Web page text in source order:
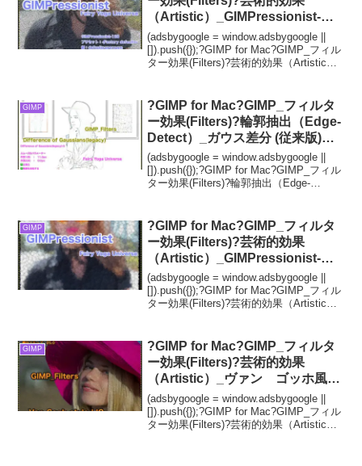
（Artistic）_GIMPressionist-絵
のような処理【GIMPressionist】
続**127篇_ブラシ：
grad03.pgm（勾配）ガンマ①?
(adsbygoogle = window.adsbygoogle ||
[]).push({});?GIMP for Mac?GIMP_フィル
ター効果(Filters)?芸術的効果（Artistic）
GIMP
?GIMP for Mac?GIMP_フィルタ
ー効果(Filters)?輪郭抽出（Edge-
Detect）_ガウス差分 (従来版)
【Difference of
Gaussians(legacy)】続篇スムー
ズ化パラメーター?WordPressな
(adsbygoogle = window.adsbygoogle ||
[]).push({});?GIMP for Mac?GIMP_フィル
ター効果(Filters)?輪郭抽出（Edge-
GIMP
?GIMP for Mac?GIMP_フィルタ
ー効果(Filters)?芸術的効果
（Artistic）_GIMPressionist-絵
のような処理【GIMPressionist】
続**19篇_Patchwork【パッチワ
ーク】をプリセット?
(adsbygoogle = window.adsbygoogle ||
[]).push({});?GIMP for Mac?GIMP_フィル
ター効果(Filters)?芸術的効果（Artistic）
GIMP
?GIMP for Mac?GIMP_フィルタ
ー効果(Filters)?芸術的効果
（Artistic）_ヴァン ゴッホ風
(LIC)【Van Gogh style (LIC)】続
**7篇_ホワイトノイズと①?
(adsbygoogle = window.adsbygoogle ||
[]).push({});?GIMP for Mac?GIMP_フィル
ター効果(Filters)?芸術的効果（Artistic）_